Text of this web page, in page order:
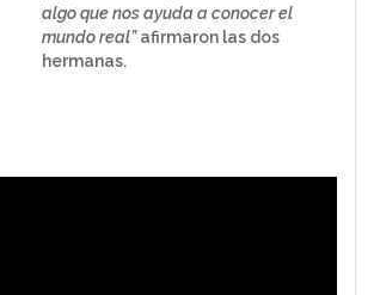
algo que nos ayuda a conocer el
mundo real”afirmaron las dos
hermanas.